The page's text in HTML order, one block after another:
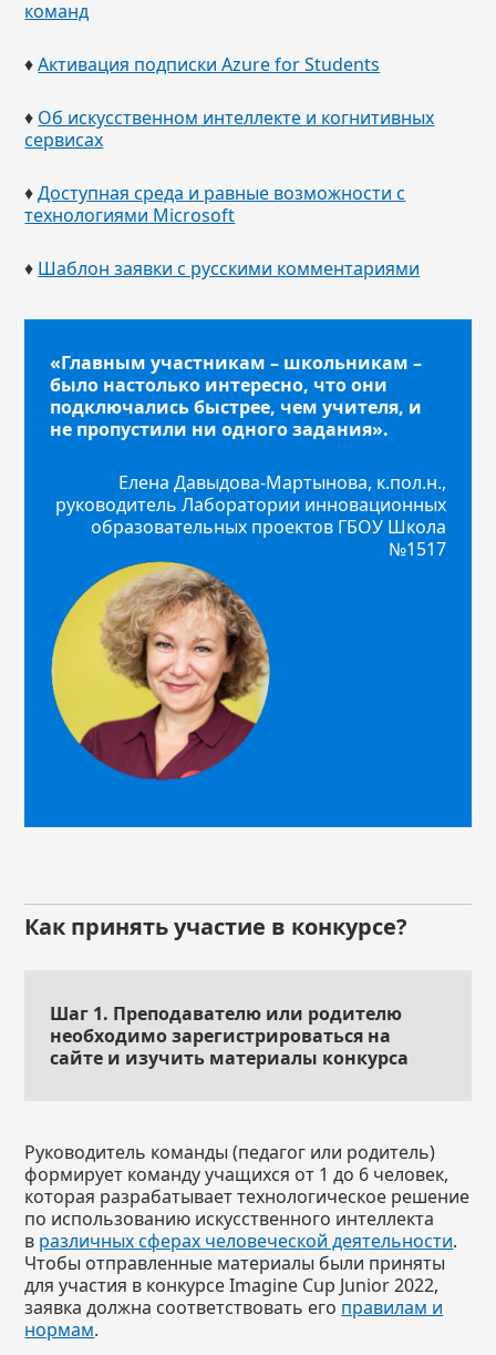
команд
♦Активация подписки Azure for Students
♦ Об искусственном интеллекте и когнитивных
сервисах
♦Доступная среда и равные возможности с
технологиями Microsoft
♦ Шаблон заявки с русскими комментариями
«Главным участникам – школьникам –
было настолько интересно, что они
подключались быстрее, чем учителя, и
не пропустили ни одного задания».
Елена Давыдова-Мартынова, к.пол.н.,
руководитель Лаборатории инновационных
образовательных проектов ГБОУ Школа
№1517
Как принять участие в конкурсе?
Шаг 1. Преподавателю или родителю
необходимо зарегистрироваться на
сайте и изучить материалы конкурса
Руководитель команды (педагог или родитель)
формирует команду учащихся от 1 до 6 человек,
которая разрабатывает технологическое решение
по использованию искусственного интеллекта
в различных сферах человеческой деятельности.
Чтобы отправленные материалы были приняты
для участия в конкурсе Imagine Cup Junior 2022,
заявка должна соответствовать его правилам и
нормам.